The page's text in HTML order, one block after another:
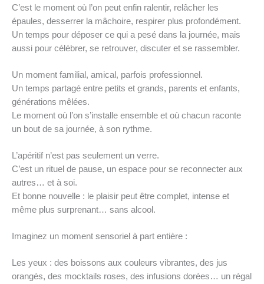
C’est le moment où l’on peut enfin ralentir, relâcher les
épaules, desserrer la mâchoire, respirer plus profondément.
Un temps pour déposer ce qui a pesé dans la journée, mais
aussi pour célébrer, se retrouver, discuter et se rassembler.
Un moment familial, amical, parfois professionnel.
Un temps partagé entre petits et grands, parents et enfants,
générations mêlées.
Le moment où l’on s’installe ensemble et où chacun raconte
un bout de sa journée, à son rythme.
L’apéritif n’est pas seulement un verre.
C’est un rituel de pause, un espace pour se reconnecter aux
autres… et à soi.
Et bonne nouvelle : le plaisir peut être complet, intense et
même plus surprenant… sans alcool.
Imaginez un moment sensoriel à part entière :
Les yeux : des boissons aux couleurs vibrantes, des jus
orangés, des mocktails roses, des infusions dorées… un régal